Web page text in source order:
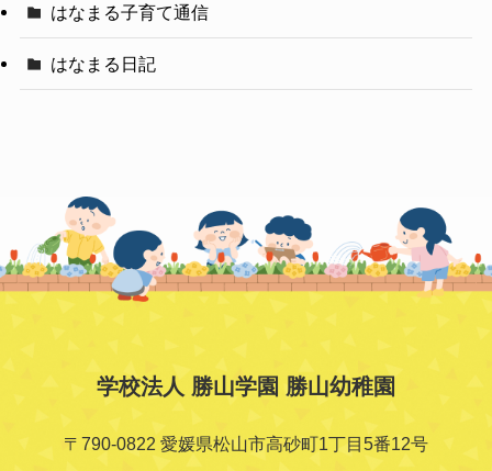
はなまる子育て通信
はなまる日記
学校法人 勝山学園 勝山幼稚園
〒790-0822 愛媛県松山市高砂町1丁目5番12号